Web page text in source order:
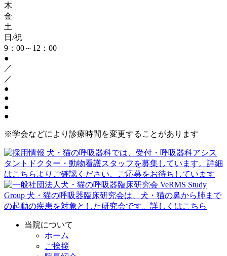
木
金
土
日/祝
9：00～12：00
●
／
／
●
●
●
●
※学会などにより診療時間を変更することがあります
当院について
ホーム
ご挨拶